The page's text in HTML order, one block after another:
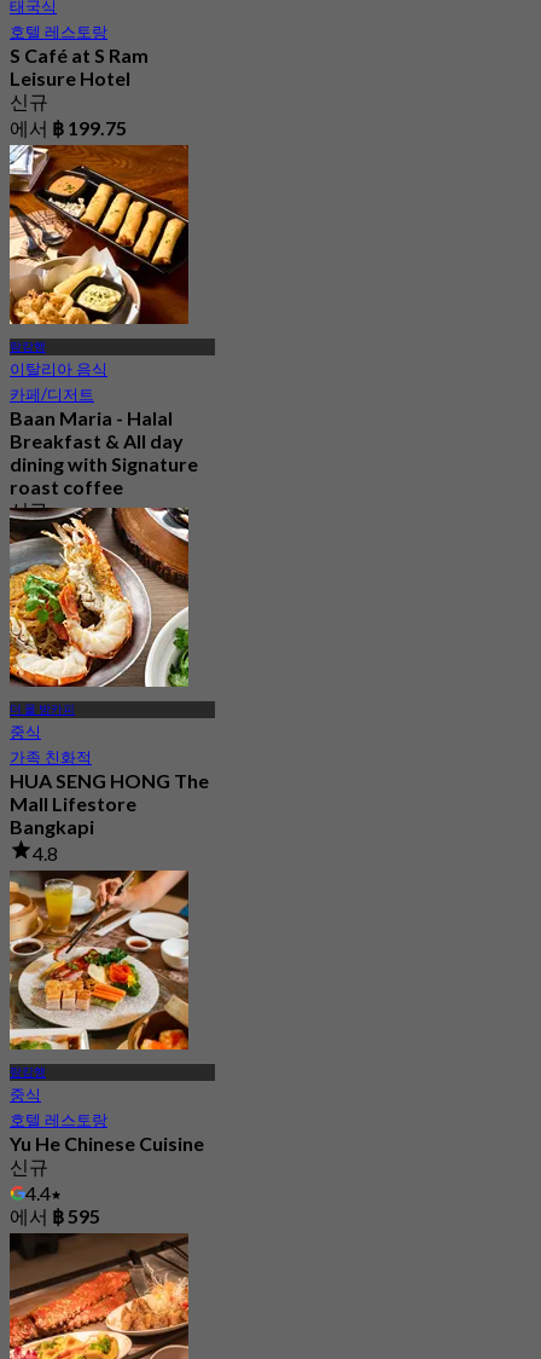
태국식
호텔 레스토랑
S Café at S Ram
Leisure Hotel
신규
에서 ฿ 199.75
람캄행
이탈리아 음식
카페/디저트
Baan Maria - Halal
Breakfast & All day
dining with Signature
roast coffee
신규
4.8
에서฿ 272.5
더 몰 방카피
중식
가족 친화적
HUA SENG HONG The
Mall Lifestore
Bangkapi
4.8
901 예약됨
에서฿ 316.66
람캄행
중식
호텔 레스토랑
Yu He Chinese Cuisine
신규
4.4
에서 ฿ 595